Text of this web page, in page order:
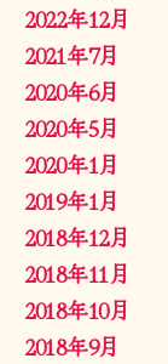
2022年12月
2021年7月
2020年6月
2020年5月
2020年1月
2019年1月
2018年12月
2018年11月
2018年10月
2018年9月